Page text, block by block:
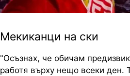
Мекиканци на ски
"Осъзнах, че обичам
работя върху нещо всеки ден.